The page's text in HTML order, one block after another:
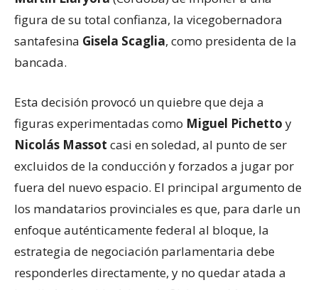
figura de su total confianza, la vicegobernadora
santafesina Gisela Scaglia, como presidenta de la
bancada.
Esta decisión provocó un quiebre que deja a
figuras experimentadas como Miguel Pichetto y
Nicolás Massot casi en soledad, al punto de ser
excluidos de la conducción y forzados a jugar por
fuera del nuevo espacio. El principal argumento de
los mandatarios provinciales es que, para darle un
enfoque auténticamente federal al bloque, la
estrategia de negociación parlamentaria debe
responderles directamente, y no quedar atada a